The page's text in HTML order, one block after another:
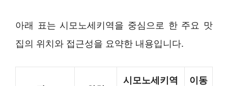
아래 표는 시모노세키역을 중심으로 한 주요 맛
집의 위치와 접근성을 요약한 내용입니다.
시모노세키역 이동